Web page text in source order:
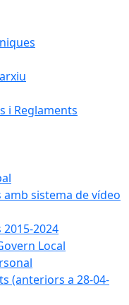
i Reglaments
sistema de vídeo
2024
Local
(anteriors a 28-04-